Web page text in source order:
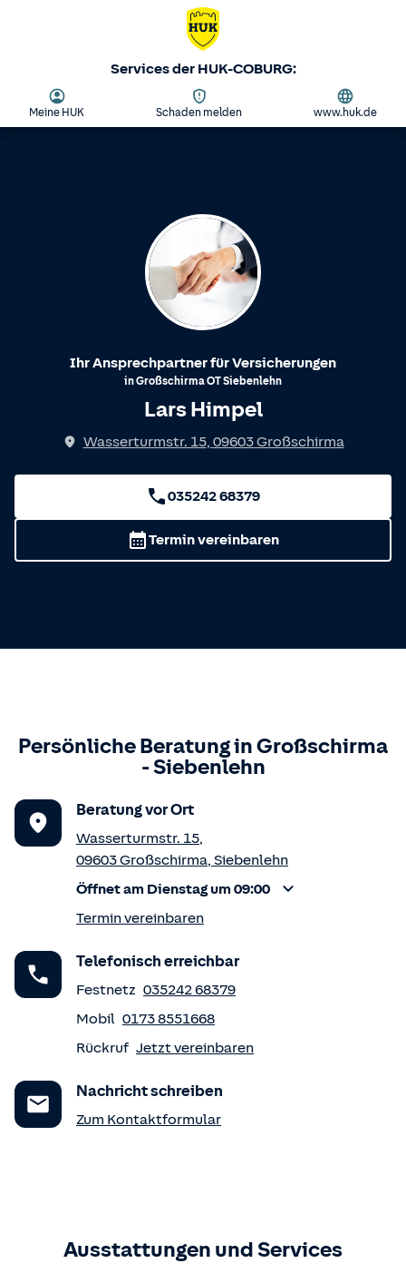
Services der HUK-COBURG:
Meine HUK Schaden melden www.huk.de
Ihr Ansprechpartner für Versicherungen
inGroßschirmaOTSiebenlehn
Lars Himpel
Wasserturmstr. 15, 09603Großschirma
035242 68379
Termin vereinbaren
Persönliche Beratung inGroßschirma
-Siebenlehn
Beratung vor Ort
Wasserturmstr. 15,
09603Großschirma, Siebenlehn
Öffnet am Dienstag um 09:00
Termin vereinbaren
Telefonisch erreichbar
Festnetz 035242 68379
Mobil 0173 8551668
Rückruf Jetzt vereinbaren
Nachricht schreiben
Zum Kontaktformular
Ausstattungen und Services